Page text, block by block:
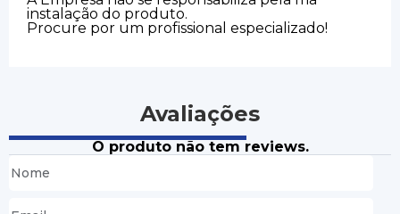
instalação do produto.
Procure por um profissional especializado!
Avaliações
O produto não tem reviews.